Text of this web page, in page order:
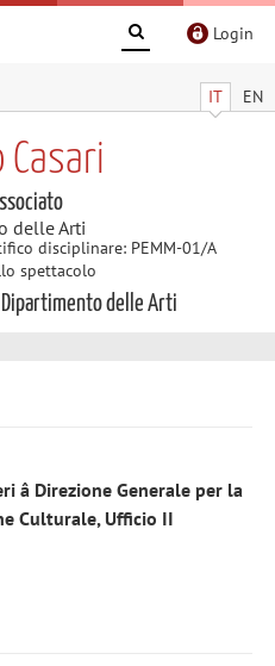
Login
IT EN
Casari
delle Arti
disciplinare: PEMM-01/A
spettacolo
Dipartimento delle Arti
Direzione Generale per la
Culturale, Ufficio II